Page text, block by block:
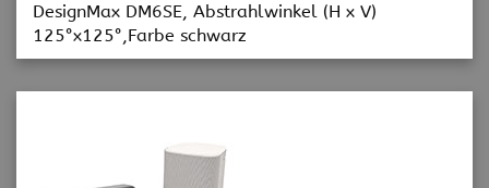
DesignMax DM6SE, Abstrahlwinkel (H x V)
125°x125°,Farbe schwarz